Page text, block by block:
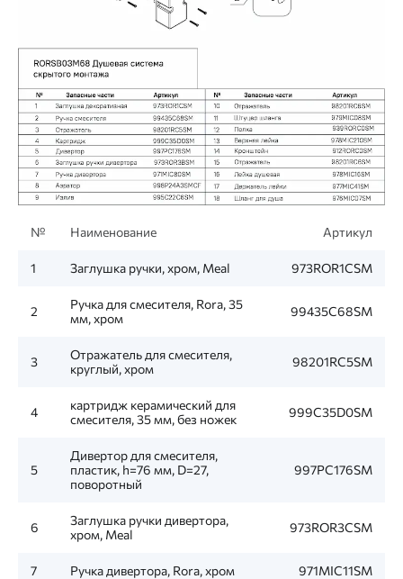
№ Наименование Артикул
1 Заглушка ручки, хром, Meal 973ROR1CSM
2
Ручка для смесителя, Rora, 35
мм, хром
99435C68SM
3
Отражатель для смесителя,
круглый, хром
98201RC5SM
4
картридж керамический для
смесителя, 35 мм, без ножек
999C35D0SM
5
Дивертор для смесителя,
пластик, h=76 мм, D=27,
поворотный
997PC176SM
6
Заглушка ручки дивертора,
хром, Meal
973ROR3CSM
7 Ручка дивертора, Rora, хром 971MIC11SM